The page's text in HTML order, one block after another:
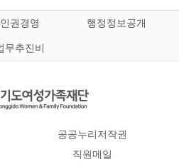
인권경영 행정정보공개
무추진비
공공누리저작권
직원메일